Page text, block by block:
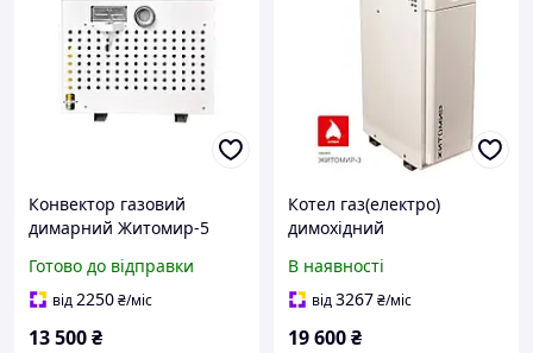
Конвектор газовий
димарний Житомир-5
(форсунки під балонний
газ)
Готово до відправки
від2250₴/міс
13 500₴
Котел газ(електро)
димохідний
КС-ГВ-010 СН_
В наявності
від3267₴/міс
19 600₴